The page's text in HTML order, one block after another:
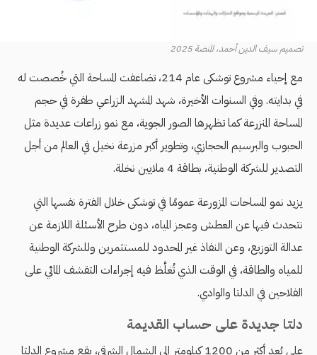
تصميم سيف الدين أحمد، المنصة 2025
مع إحياء مشروع توشكى عام 214، تضاعفت المساحة التي خُصصت له
في بدايته. وفي السنوات الأخيرة، شهد المشهد الزراعي طفرة في حجم
المساحة المنزرعة كما تـظهرها الصور الجوية، مع نمو زراعات عديدة مثل
الحبوب والبرسيم الحجازي، وتطوير أكبر مزرعة نخيل في العالم من أجل
التصدير للشركة الوطنية، بطاقة 4 ملايين نخلة.
يزيد نمو المساحات المزورعة عمومًا في توشكى خلال الفترة نفسها التي
نتحدث فيها عن العطش وعجز المياه، دون طرح الأسئلة اللازمة عن
عدالة التوزيع، وعن النفاذ غير المحدود للمستثمرين وللشركة الوطنية
للمياه والطاقة، في الوقت الذي تُغلَّظ فيه إجراءات التقشف المائي على
الفلاحين في الدلتا والوادي.
دلتا جديدة على حساب القديمة
على بُعد أكثر من 1200 كيلومتر إلى الشمال الشرقي، يقع مشروع الدلتا